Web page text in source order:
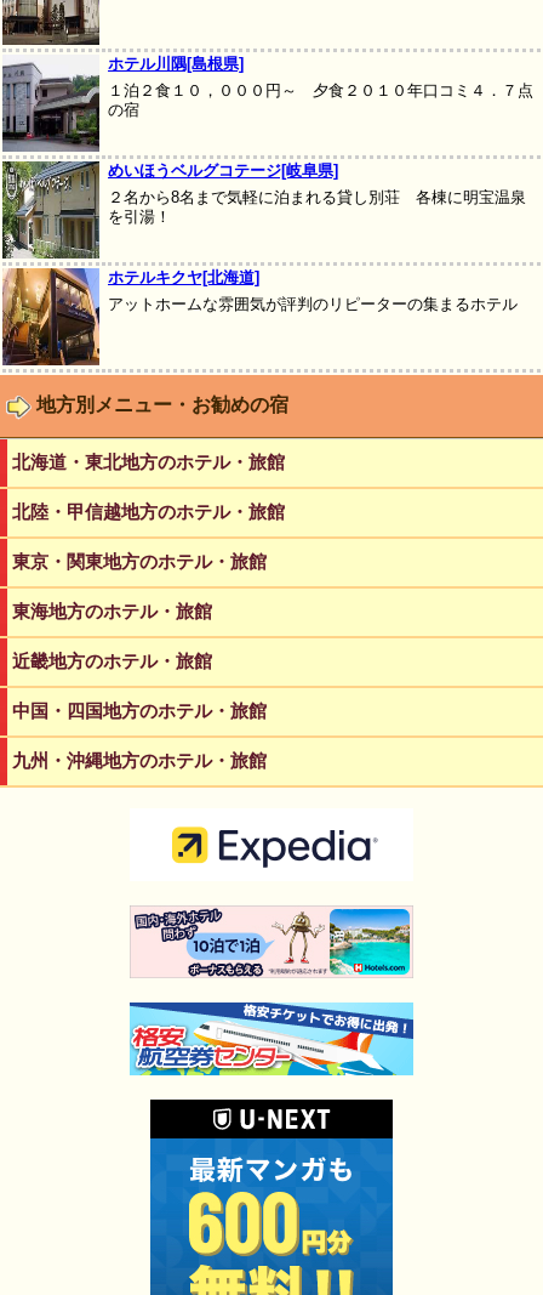
ホテル川隅[島根県]
１泊２食１０，０００円～ 夕食２０１０年口コミ４．７点
の宿
めいほうベルグコテージ[岐阜県]
２名から8名まで気軽に泊まれる貸し別荘 各棟に明宝温泉
を引湯！
ホテルキクヤ[北海道]
アットホームな雰囲気が評判のリピーターの集まるホテル
地方別メニュー・お勧めの宿
北海道・東北地方のホテル・旅館
北陸・甲信越地方のホテル・旅館
東京・関東地方のホテル・旅館
東海地方のホテル・旅館
近畿地方のホテル・旅館
中国・四国地方のホテル・旅館
九州・沖縄地方のホテル・旅館